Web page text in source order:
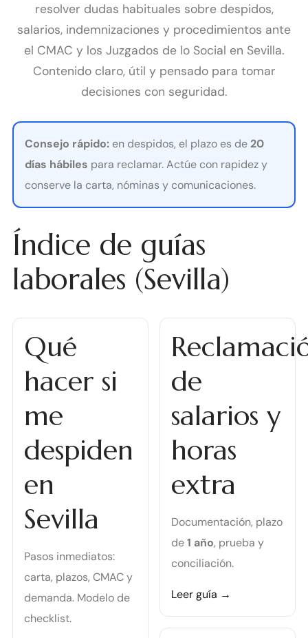
resolver dudas habituales sobre despidos,
salarios, indemnizaciones y procedimientos ante
el CMAC y los Juzgados de lo Social en Sevilla.
Contenido claro, útil y pensado para tomar
decisiones con seguridad.
Consejo rápido: en despidos, el plazo es de20
días hábiles para reclamar. Actúe con rapidez y
conserve la carta, nóminas y comunicaciones.
Índice de guías
laborales (Sevilla)
Qué
hacer si
me
despiden
en
Sevilla
Pasos inmediatos:
carta, plazos, CMAC y
demanda. Modelo de
checklist.
de
salarios y
horas
extra
Documentación, plazo
de1 año, prueba y
conciliación.
Leer guía →